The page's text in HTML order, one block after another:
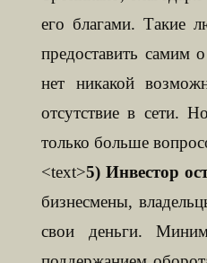
его благами. Такие
предоставить самим
нет никакой
отсутствие в сети.
только больше
<text>5) Инвестор
бизнесмены,
свои деньги.